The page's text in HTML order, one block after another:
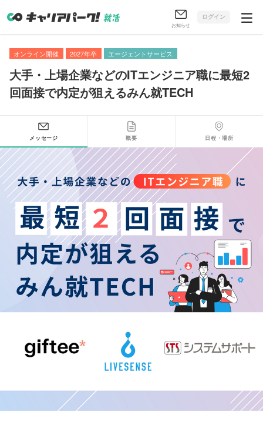
お知らせ
ログイン
オンライン開催 2027年卒 エージェントサービス
大手・上場企業などのITエンジニア職に最短2
回面接で内定が狙えるみん就TECH
メッセージ 概要 日程・場所